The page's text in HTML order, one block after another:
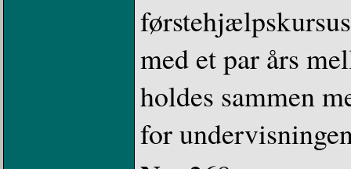
med et par års
holdes sammen
for